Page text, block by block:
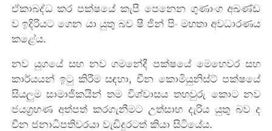
ඒකාබද්ධ කර පක්ෂයේ කැපී පෙනෙන ගුණාංග අඛණ්ඩ
ව ඉදිරියට ගෙන යා යුතු බව ෂී ජින් පිං මහතා අවධාරණය
කළේය.
නව යුගයේ සහ නව ගමනේදී පක්ෂයේ මෙහෙවර සහ
කාර්යයන් ඉටු කිරීම සඳහා, චීන කොමියුනිස්ට් පක්ෂයේ
සියලුම සාමාජිකයින් තම විශ්වාසය තහවුරු කොට නව
ජයග්‍රහණ අත්පත් කරගැනීමට උත්සාහ දැරිය යුතු බව ද
චීන ජනාධිපතිවරයා වැඩිදුරටත් කියා සිටියේය.